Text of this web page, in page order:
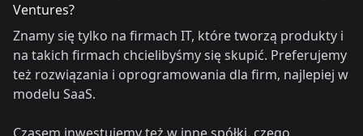
Ventures?
Znamy się tylko na firmach IT, które tworzą produkty i
na takich firmach chcielibyśmy się skupić. Preferujemy
też rozwiązania i oprogramowania dla firm, najlepiej w
modelu SaaS.